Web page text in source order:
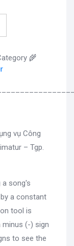
🌾
vụ Công
– Tgp.
song's
a constant
tool is
minus (-) sign
to see the